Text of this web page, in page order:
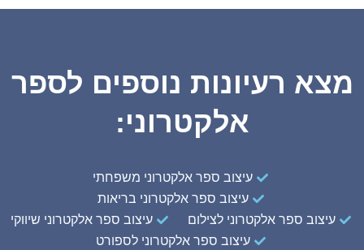
מצא רעיונות נוספים לספר
אלקטרוני:
עיצוב ספר אלקטרוני משפחתי
עיצוב ספר אלקטרוני בריאות
עיצוב ספר אלקטרוני לצילום
עיצוב ספר אלקטרוני שיווקי
עיצוב ספר אלקטרוני לספורט